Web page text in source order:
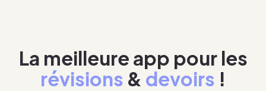
La meilleure app pour les
révisions & devoirs !